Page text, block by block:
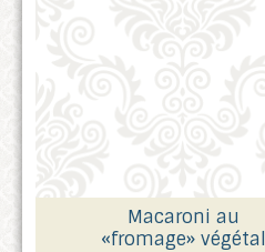
Macaroni au
«fromage» végétal